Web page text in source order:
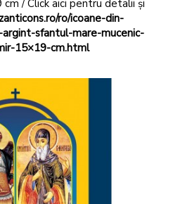
/ Click aici pentru detalii și
ro/icoane-din-
sfantul-mare-mucenic-
15×19-cm.html